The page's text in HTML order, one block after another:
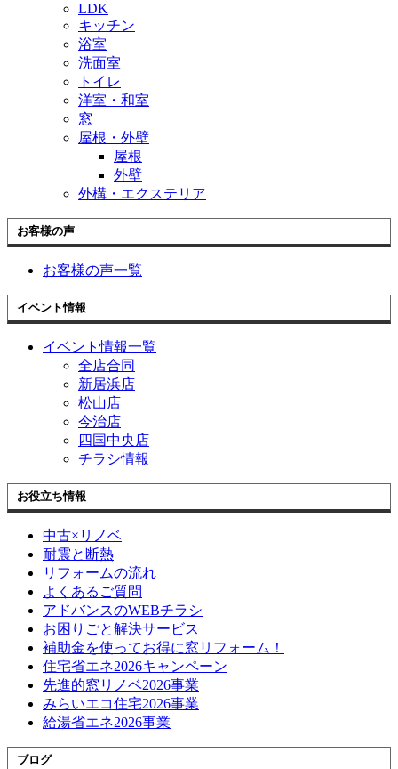
LDK
キッチン
浴室
洗面室
トイレ
洋室・和室
窓
屋根・外壁
屋根
外壁
外構・エクステリア
お客様の声
お客様の声一覧
イベント情報
イベント情報一覧
全店合同
新居浜店
松山店
今治店
四国中央店
チラシ情報
お役立ち情報
中古×リノベ
耐震と断熱
リフォームの流れ
よくあるご質問
アドバンスのWEBチラシ
お困りごと解決サービス
補助金を使ってお得に窓リフォーム！
住宅省エネ2026キャンペーン
先進的窓リノベ2026事業
みらいエコ住宅2026事業
給湯省エネ2026事業
ブログ